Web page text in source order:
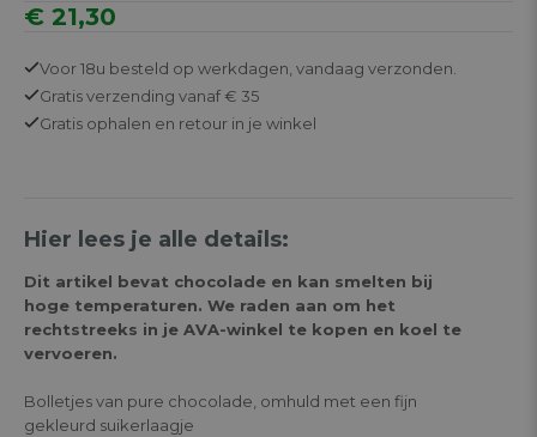
€ 21,30
Voor 18u besteld op werkdagen, vandaag verzonden.
Gratisverzending vanaf € 35
Gratis ophalen en retour in je winkel
Hier lees je alle details:
Dit artikel bevat chocolade en kan smelten bij
hoge temperaturen. We raden aan om het
rechtstreeks in je AVA-winkel te kopen en koel te
vervoeren.
Bolletjes van pure chocolade, omhuld met een fijn
gekleurd suikerlaagje